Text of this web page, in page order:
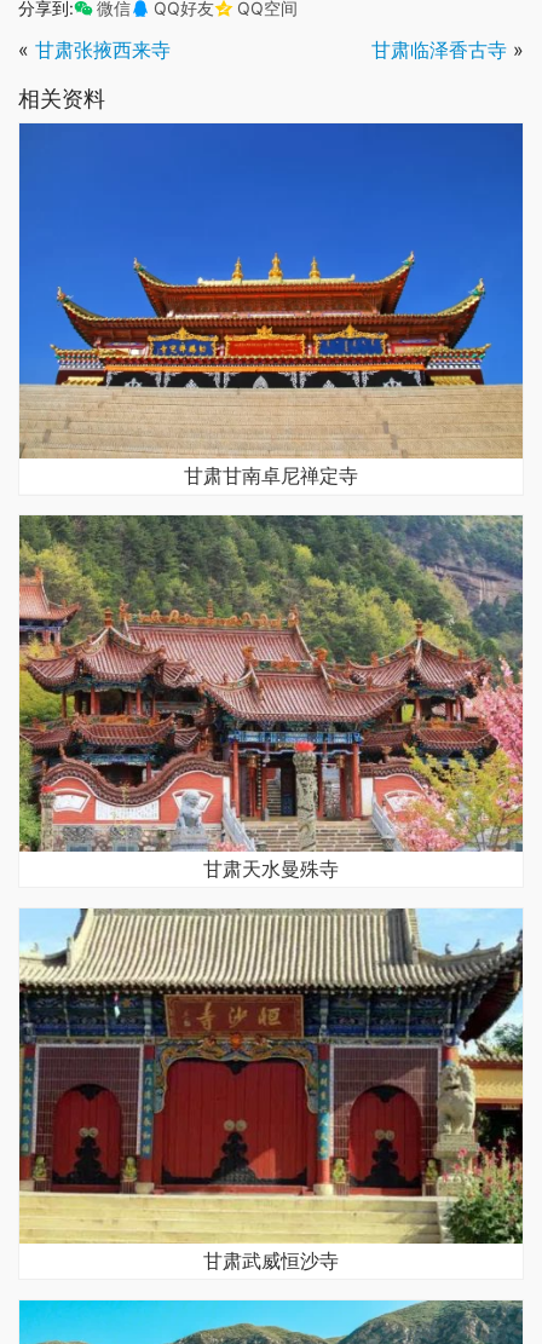
分享到: 微信 QQ好友 QQ空间
« 甘肃张掖西来寺 甘肃临泽香古寺 »
相关资料
甘肃甘南卓尼禅定寺
甘肃天水曼殊寺
甘肃武威恒沙寺